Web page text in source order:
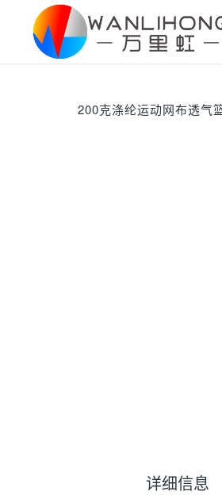
200克涤纶运动网布透气
详细信息